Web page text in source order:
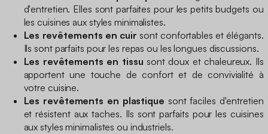
d'entretien. Elles sont parfaites pour les petits budgets ou
les cuisines aux styles minimalistes.
Les revêtements en cuir sont confortables et élégants.
Ils sont parfaits pour les repas ou les longues discussions.
Les revêtements en tissu sont doux et chaleureux. Ils
apportent une touche de confort et de convivialité à
votre cuisine.
Les revêtements en plastique sont faciles d'entretien
et résistent aux taches. Ils sont parfaits pour les cuisines
aux styles minimalistes ou industriels.